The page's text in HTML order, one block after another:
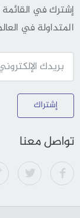
إشترك في القائمة
المتداولة في
إشتراك
تواصل معنا